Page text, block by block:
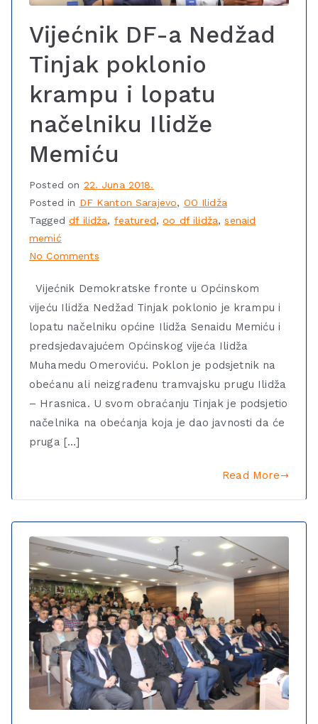
Vijećnik DF-a Nedžad
Tinjak poklonio
krampu i lopatu
načelniku Ilidže
Memiću
Posted on 22. Juna 2018.
Posted in DF Kanton Sarajevo, OO Ilidža
Taggeddf ilidža, featured,oo df ilidža,senaid
memić
No Comments
Vijećnik Demokratske fronte u Općinskom
vijeću Ilidža Nedžad Tinjak poklonio je krampu i
lopatu načelniku općine Ilidža Senaidu Memiću i
predsjedavajućem Općinskog vijeća Ilidža
Muhamedu Omeroviću. Poklon je podsjetnik na
obećanu ali neizgrađenu tramvajsku prugu Ilidža
– Hrasnica. U svom obraćanju Tinjak je podsjetio
načelnika na obećanja koja je dao javnosti da će
pruga […]
Read More